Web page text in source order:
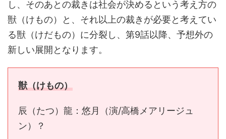
し、そのあとの裁きは社会が決めるという考え方の
獣（けもの）と、それ以上の裁きが必要と考えてい
る獣（けだもの）に分裂し、第9話以降、予想外の
新しい展開となります。
獣（けもの）
辰（たつ）龍：悠月（演/高橋メアリージュ
ン）？